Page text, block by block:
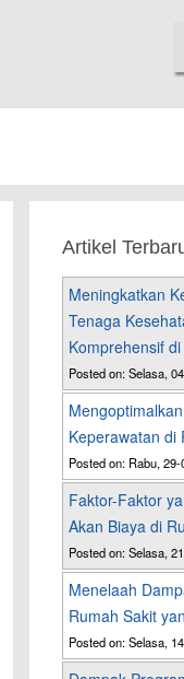
Artikel
Meningkatkan
Tenaga
Komprehensif
Posted on: Selasa,
Keperawatan di
Posted on: Rabu,
Faktor-Faktor
Akan Biaya di
Posted on: Selasa,
Menelaah
Rumah Sakit
Posted on: Selasa,